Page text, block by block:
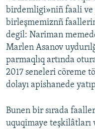
birdemligi»niñ faali ve
birleşmemiznñ
degil: Nariman
Marlen Asanov
parmaqlıq artında
2017 seneleri cöreme
dolayı apishanede
Bunen bir sırada
uquqimaye teşkilâtları